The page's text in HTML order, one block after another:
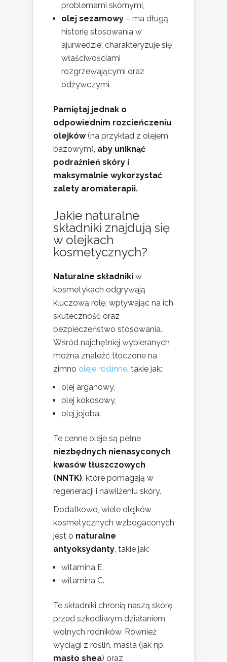
problemami skórnymi,
olej sezamowy – ma długą
historię stosowania w
ajurwedzie; charakteryzuje się
właściwościami
rozgrzewającymi oraz
odżywczymi.
Pamiętaj jednak o
odpowiednim rozcieńczeniu
olejków(na przykład z olejem
bazowym), aby uniknąć
podrażnień skóry i
maksymalnie wykorzystać
zalety aromaterapii.
Jakie naturalne
składniki znajdują się
w olejkach
kosmetycznych?
Naturalne składniki w
kosmetykach odgrywają
kluczową rolę, wpływając na ich
skuteczność oraz
bezpieczeństwo stosowania.
Wśród najchętniej wybieranych
można znaleźć tłoczone na
zimno oleje roślinne, takie jak:
olej arganowy,
olej kokosowy,
olej jojoba.
Te cenne oleje są pełne
niezbędnych nienasyconych
kwasów tłuszczowych
(NNTK), które pomagają w
regeneracji i nawilżeniu skóry.
Dodatkowo, wiele olejków
kosmetycznych wzbogaconych
jest o naturalne
antyoksydanty, takie jak:
witamina E,
witamina C.
Te składniki chronią naszą skórę
przed szkodliwym działaniem
wolnych rodników. Również
wyciągi z roślin, masła (jak np.
masło shea) oraz